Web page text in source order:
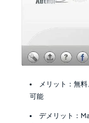
メリット：無
可能
デメリット：